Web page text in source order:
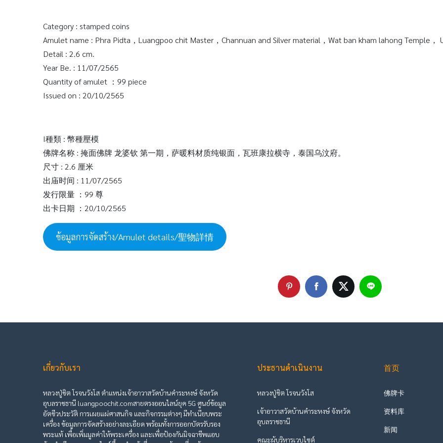
Category : stamped coins
Amulet name : Phra Pidta，Luangpoo chit Master，Channuan and Silver material，Wat ban kham lahong Temple，
Detail : 2.6 cm.
Year Be. : 11/07/2565
Quantity of amulet ：99 piece
Issued on : 20/10/2565
I種類 : 幣種壓模
佛牌名称 : 掩面佛牌 龙婆钦 第一期，萨暖料材质纯银面，瓦班康拉横寺，泰国乌汶府。
尺寸 : 2.6 厘米
出庙时间 : 11/07/2565
发行限量 ：99 尊
出卡日期 ：20/10/2565
ข้อมูลการจัดสร้าง/Amulet details/聖物詳情
เกี่ยวกับเรา
หลวงปู่ชิต โรจนวังโส ตำแหน่งเจ้าอาวาสวัดบ้านคำระหงษ์ จังหวัด
อุบลราชธานี luangpoochit.comสายตรงออนไลน์ยุค 5G ศูนย์ข้อมูล
อัตชีวประวัติ การเผยแผ่ศาสนกิจ และกิจกรรมต่างๆ มีทำเนียบพระ
เครื่อง ข้อมูลการจัดสร้างอย่างละเอียด พร้อมทั้งการออกบัตรรับรอง
พระแท้ เพื่อเพิ่มมูลค่าให้พระเครื่อง และเพื่อป้องกันมิจฉาชีพแอบ
ประธานดำเนินงาน
หลวงปู่ชิต โรจนวังโส
เจ้าอาวาสวัดบ้านคำระหงษ์ จังหวัด
อุบลราชธานี
คณะผู้บริหารเวบไซต์
首页
佛牌卡
资料库
新闻